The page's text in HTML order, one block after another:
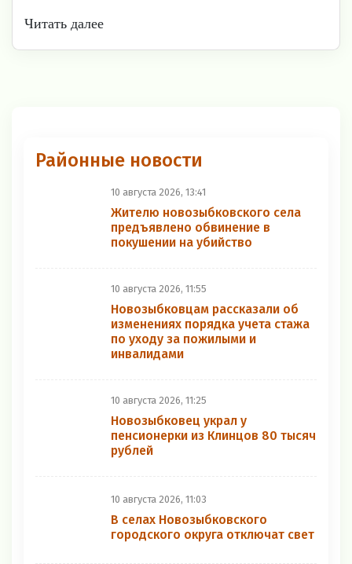
Читать далее
Районные новости
10 августа 2026, 13:41
Жителю новозыбковского села
предъявлено обвинение в
покушении на убийство
10 августа 2026, 11:55
Новозыбковцам рассказали об
изменениях порядка учета стажа
по уходу за пожилыми и
инвалидами
10 августа 2026, 11:25
Новозыбковец украл у
пенсионерки из Клинцов 80 тысяч
рублей
10 августа 2026, 11:03
В селах Новозыбковского
городского округа отключат свет